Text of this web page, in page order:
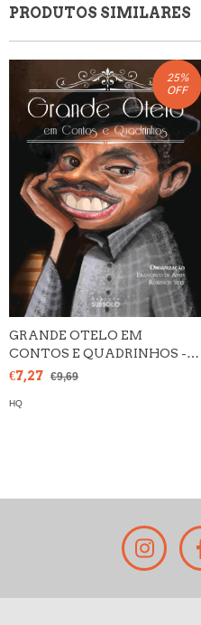
PRODUTOS SIMILARES
25%
OFF
GRANDE OTELO EM
CONTOS E QUADRINHOS -
Organização Francisco de
€7,27 €9,69
HQ